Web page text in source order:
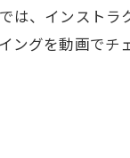
スタイル別のス
の良いスクール
、インスト
グを動画で